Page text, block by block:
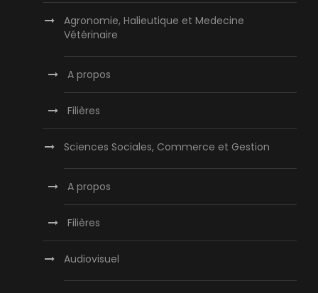
Agronomie, Halieutique et Medecine
Vétérinaire
A propos
Filières
Sciences Sociales, Commerce et Gestion
A propos
Filières
Audiovisuel